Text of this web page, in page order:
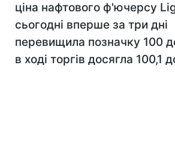
ціна нафтового ф'ючерсу
сьогодні вперше за три дні
перевищила позначку 100
в ході торгів досягла 100,1